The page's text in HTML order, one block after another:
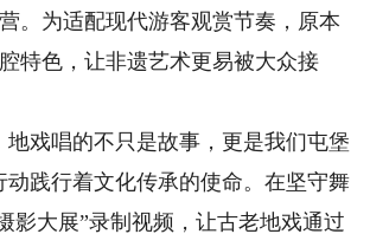
。为适配现代游客观赏节奏，原本
特色，让非遗艺术更易被大众接
戏唱的不只是故事，更是我们屯堡
践行着文化传承的使命。在坚守舞
影大展”录制视频，让古老地戏通过